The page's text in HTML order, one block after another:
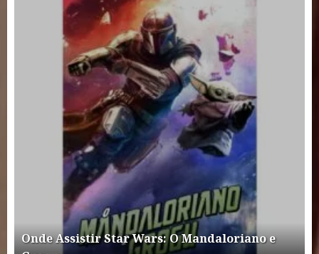
Onde Assistir Star Wars: O Mandaloriano e